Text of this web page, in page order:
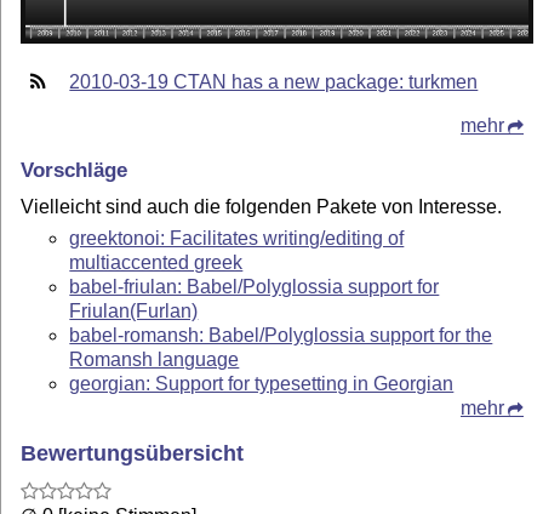
2010-03-19 CTAN has a new package: turkmen
mehr
Vorschläge
Vielleicht sind auch die folgenden Pakete von Interesse.
greektonoi: Facilitates writing/editing of
multiaccented greek
babel-friulan: Babel/Polyglossia support for
Friulan(Furlan)
babel-romansh: Babel/Polyglossia support for the
Romansh language
georgian: Support for typesetting in Georgian
mehr
Bewertungsübersicht